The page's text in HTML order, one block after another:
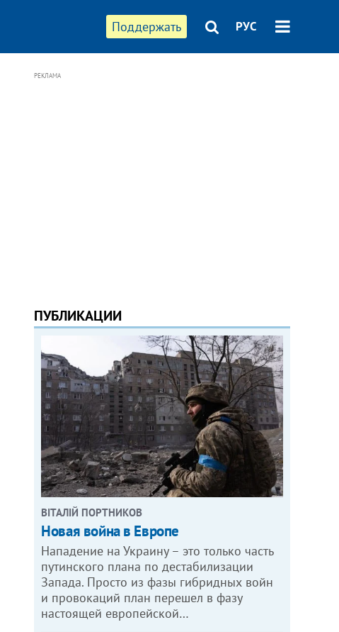
Поддержать РУС
РЕКЛАМА
ПУБЛИКАЦИИ
ВІТАЛІЙ ПОРТНИКОВ
Новая война в Европе
Нападение на Украину – это только часть
путинского плана по дестабилизации
Запада. Просто из фазы гибридных войн
и провокаций план перешел в фазу
настоящей европейской…